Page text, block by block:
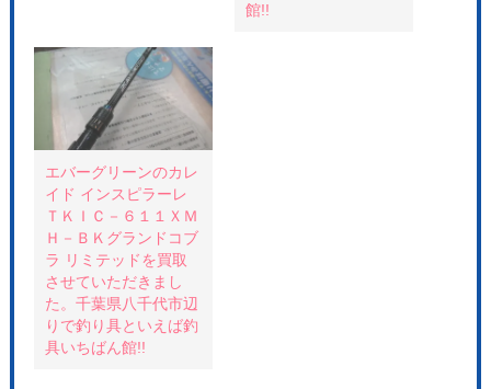
ド
ウ
で
開
き
ま
す
)
)
館!!
エバーグリーンのカレ
イド インスピラーレ
ＴＫＩＣ－６１１ＸＭ
Ｈ－ＢＫグランドコブ
ラ リミテッドを買取
させていただきまし
た。千葉県八千代市辺
りで釣り具といえば釣
具いちばん館!!